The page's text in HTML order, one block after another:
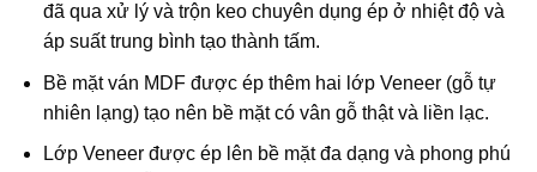
đã qua xử lý và trộn keo chuyên dụng ép ở nhiệt độ và
áp suất trung bình tạo thành tấm.
Bề mặt ván MDF được ép thêm hai lớp Veneer (gỗ tự
nhiên lạng) tạo nên bề mặt có vân gỗ thật và liền lạc.
Lớp Veneer được ép lên bề mặt đa dạng và phong phú